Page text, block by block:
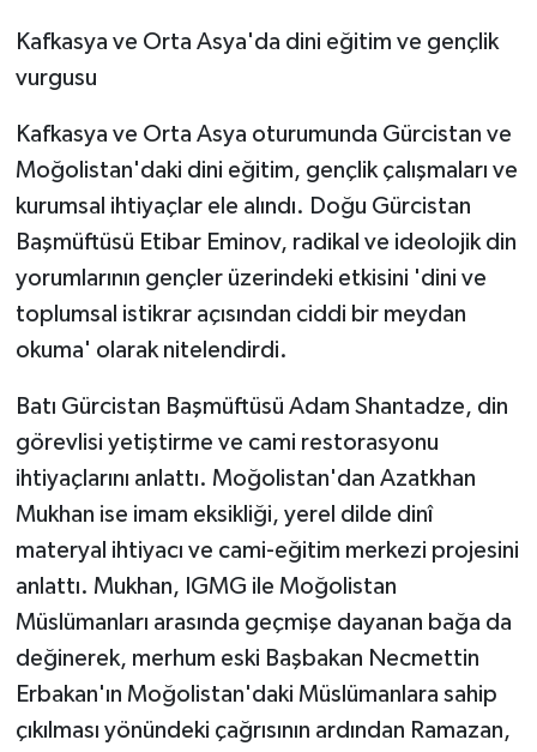
Kafkasya ve Orta Asya'da dini eğitim ve gençlik
vurgusu
Kafkasya ve Orta Asya oturumunda Gürcistan ve
Moğolistan'daki dini eğitim, gençlik çalışmaları ve
kurumsal ihtiyaçlar ele alındı. Doğu Gürcistan
Başmüftüsü Etibar Eminov, radikal ve ideolojik din
yorumlarının gençler üzerindeki etkisini 'dini ve
toplumsal istikrar açısından ciddi bir meydan
okuma' olarak nitelendirdi.
Batı Gürcistan Başmüftüsü Adam Shantadze, din
görevlisi yetiştirme ve cami restorasyonu
ihtiyaçlarını anlattı. Moğolistan'dan Azatkhan
Mukhan ise imam eksikliği, yerel dilde dinî
materyal ihtiyacı ve cami-eğitim merkezi projesini
anlattı. Mukhan, IGMG ile Moğolistan
Müslümanları arasında geçmişe dayanan bağa da
değinerek, merhum eski Başbakan Necmettin
Erbakan'ın Moğolistan'daki Müslümanlara sahip
çıkılması yönündeki çağrısının ardından Ramazan,